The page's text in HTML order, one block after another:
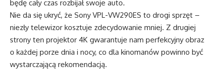
będę cały czas rozbijał swoje auto.
Nie da się ukryć, że Sony VPL-VW290ES to drogi sprzęt –
niezły telewizor kosztuje zdecydowanie mniej. Z drugiej
strony ten projektor 4K gwarantuje nam perfekcyjny obraz
o każdej porze dnia i nocy, co dla kinomanów powinno być
wystarczającą rekomendacją.